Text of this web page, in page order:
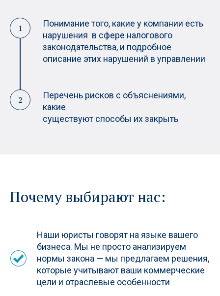
Понимание того, какие у компании есть
нарушения в сфере налогового
законодательства, и подробное
описание этих нарушений в управлении
Перечень рисков с объяснениями,
какие
существуют способы их закрыть
Почему выбирают нас:
Наши юристы говорят на языке вашего
бизнеса. Мы не просто анализируем
нормы закона — мы предлагаем решения,
которые учитывают ваши коммерческие
цели и отраслевые особенности